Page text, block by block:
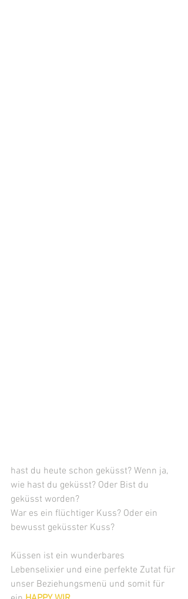
hast du heute schon geküsst? Wenn ja,
wie hast du geküsst? Oder Bist du
geküsst worden?
War es ein flüchtiger Kuss? Oder ein
bewusst geküsster Kuss?
Küssen ist ein wunderbares
Lebenselixier und eine perfekte Zutat für
unser Beziehungsmenü und somit für